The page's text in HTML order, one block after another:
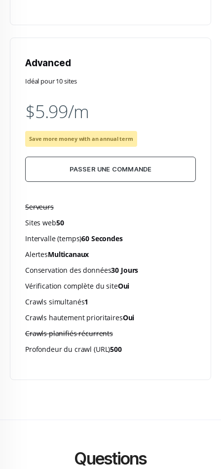
Advanced
Idéal pour 10 sites
$5.99/m
Save more money with an annual term
PASSER UNE COMMANDE
Serveurs
Sites web50
Intervalle (temps)60 Secondes
AlertesMulticanaux
Conservation des données30 Jours
Vérification complète du siteOui
Crawls simultanés1
Crawls hautement prioritairesOui
Crawls planifiés récurrents
Profondeur du crawl (URL)500
Questions